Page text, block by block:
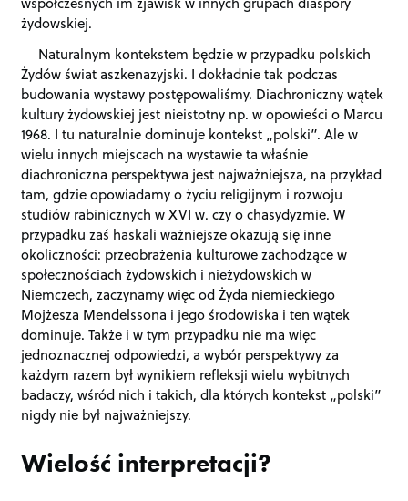
żydowskiej.
Naturalnym kontekstem będzie w przypadku polskich
Żydów świat aszkenazyjski. I dokładnie tak podczas
budowania wystawy postępowaliśmy. Diachroniczny wątek
kultury żydowskiej jest nieistotny np. w opowieści o Marcu
1968. I tu naturalnie dominuje kontekst „polski”. Ale w
wielu innych miejscach na wystawie ta właśnie
diachroniczna perspektywa jest najważniejsza, na przykład
tam, gdzie opowiadamy o życiu religijnym i rozwoju
studiów rabinicznych w XVI w. czy o chasydyzmie. W
przypadku zaś haskali ważniejsze okazują się inne
okoliczności: przeobrażenia kulturowe zachodzące w
społecznościach żydowskich i nieżydowskich w
Niemczech, zaczynamy więc od Żyda niemieckiego
Mojżesza Mendelssona i jego środowiska i ten wątek
dominuje. Także i w tym przypadku nie ma więc
jednoznacznej odpowiedzi, a wybór perspektywy za
każdym razem był wynikiem refleksji wielu wybitnych
badaczy, wśród nich i takich, dla których kontekst „polski”
nigdy nie był najważniejszy.
Wielość interpretacji?